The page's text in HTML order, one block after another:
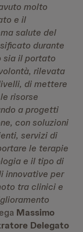
molto
e il
salute del
durante
sia il portato
rilevata
di mettere
risorse
a progetti
con soluzioni
servizi di
le terapie
e il tipo di
innovative per
tra clinici e
Massimo
Delegato